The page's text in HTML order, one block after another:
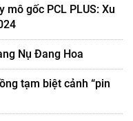
mô gốc PCL PLUS: Xu
Nụ Đang Hoa
tạm biệt cảnh “pin